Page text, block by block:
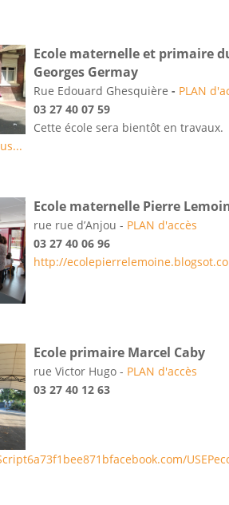
Ecole maternelle et primaire
Georges Germay
Rue Edouard Ghesquière - PLAN
03 27 40 07 59
Cette école sera bientôt en travaux.
Ecole maternelle Pierre
rue rue d’Anjou - PLAN d'accès
03 27 40 06 96
http://
Ecole primaire Marcel Caby
rue Victor Hugo - PLAN d'accès
03 27 40 12 63